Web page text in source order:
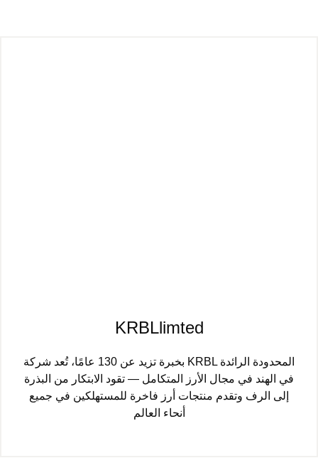
KRBLlimted
بخبرة تزيد عن 130 عامًا، تُعد شركة KRBL المحدودة الرائدة
في الهند في مجال الأرز المتكامل — تقود الابتكار من البذرة
إلى الرف وتقدم منتجات أرز فاخرة للمستهلكين في جميع
أنحاء العالم